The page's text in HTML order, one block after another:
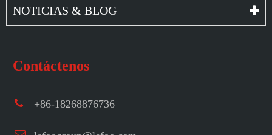
NOTICIAS & BLOG
Contáctenos
+86-18268876736